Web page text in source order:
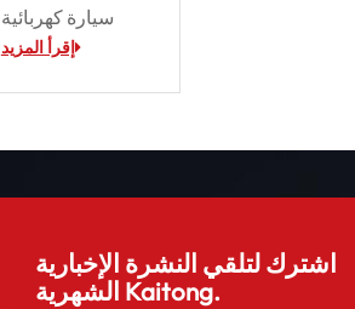
سيارة كهربائية
إقرأ المزيد
اشترك لتلقي النشرة الإخبارية
الشهرية Kaitong.